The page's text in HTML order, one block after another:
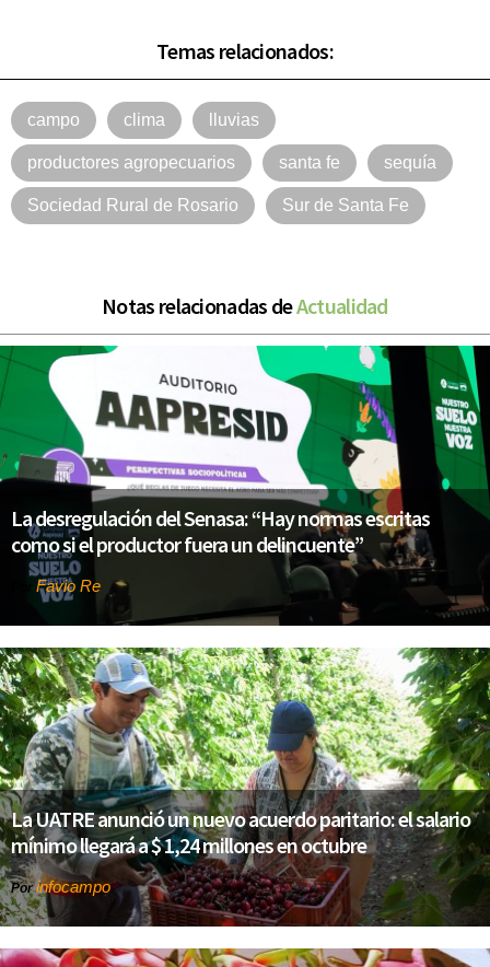
Temas relacionados:
campo clima lluvias
productores agropecuarios santa fe sequía
Sociedad Rural de Rosario Sur de Santa Fe
Notas relacionadas deActualidad
La desregulación del Senasa: “Hay normas escritas
como si el productor fuera un delincuente”
Favio Re
La UATRE anunció un nuevo acuerdo paritario: el salario
mínimo llegará a $ 1,24 millones en octubre
Porinfocampo